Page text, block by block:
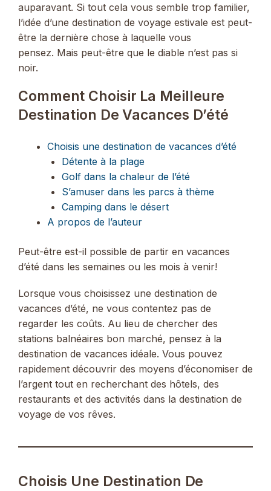
auparavant. Si tout cela vous semble trop familier,
l’idée d’une destination de voyage estivale est peut-
être la dernière chose à laquelle vous
pensez. Mais peut-être que le diable n’est pas si
noir.
Comment Choisir La Meilleure
Destination De Vacances D’été
Choisis une destination de vacances d’été
Détente à la plage
Golf dans la chaleur de l’été
S’amuser dans les parcs à thème
Camping dans le désert
A propos de l’auteur
Peut-être est-il possible de partir en vacances
d’été dans les semaines ou les mois à venir!
Lorsque vous choisissez une destination de
vacances d’été, ne vous contentez pas de
regarder les coûts. Au lieu de chercher des
stations balnéaires bon marché, pensez à la
destination de vacances idéale. Vous pouvez
rapidement découvrir des moyens d’économiser de
l’argent tout en recherchant des hôtels, des
restaurants et des activités dans la destination de
voyage de vos rêves.
Choisis Une Destination De